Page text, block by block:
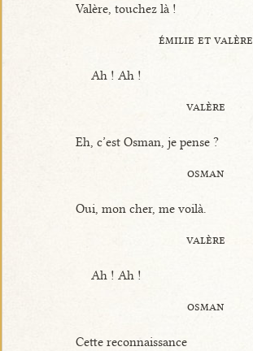
Valère, touchez là !
émilie et valère
Ah ! Ah !
valère
Eh, c’est Osman, je pense ?
osman
Oui, mon cher, me voilà.
valère
Ah ! Ah !
osman
Cette reconnaissance